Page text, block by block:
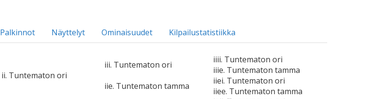
Palkinnot Näyttelyt Ominaisuudet Kilpailustatistiikka
ii. Tuntematon ori
iii. Tuntematon ori
iiii. Tuntematon ori
iiie. Tuntematon tamma
iie. Tuntematon tamma
iiei. Tuntematon ori
iiee. Tuntematon tamma